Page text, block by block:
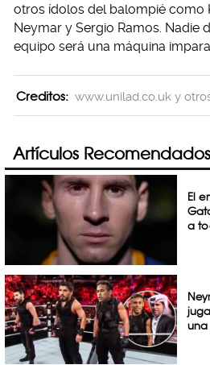
otros ídolos del balompié como
Neymar y Sergio Ramos. Nadie
equipo será una máquina
Creditos: www.unilad.co.uk y
Artículos Recomendados
El
a
una